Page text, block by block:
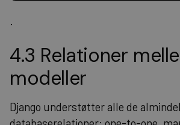
.
4.3 Relationer
modeller
Django understøtter alle de